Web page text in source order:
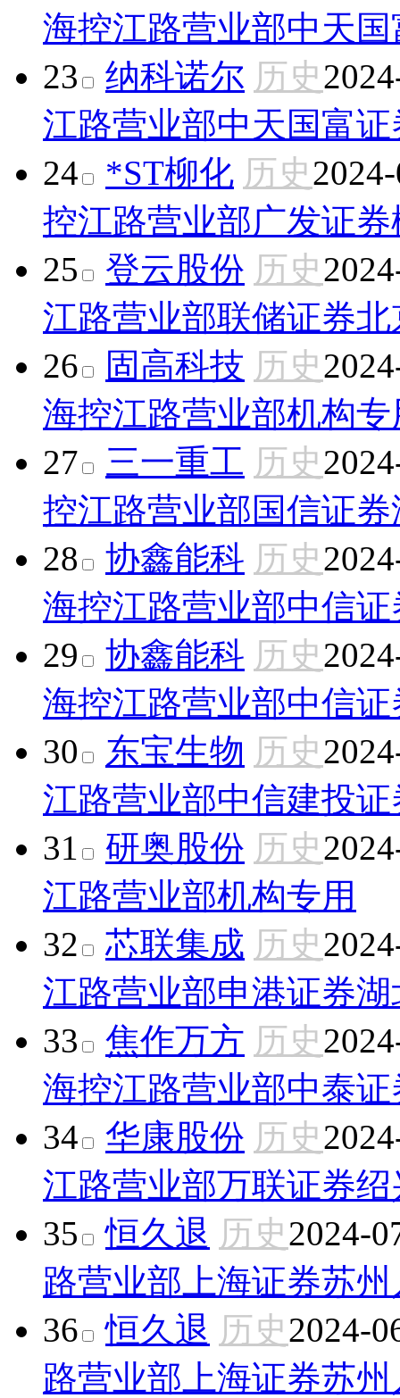
海控江路营业部中天
23
纳科诺尔 历史
江路营业部中天国富
24
*ST柳化 历史
控江路营业部广发证
25
登云股份 历史
江路营业部联储证券
26
固高科技 历史
海控江路营业部机构专
27
三一重工 历史
控江路营业部国信证
28
协鑫能科 历史
海控江路营业部中信
29
协鑫能科 历史
海控江路营业部中信
30
东宝生物 历史
江路营业部中信建投
31
研奥股份 历史
江路营业部机构专用
32
芯联集成 历史
江路营业部申港证券
33
焦作万方 历史
海控江路营业部中泰
34
华康股份 历史
江路营业部万联证券
35
恒久退 历史2024-
路营业部 上海证券苏
36
恒久退 历史2024-
路营业部 上海证券苏